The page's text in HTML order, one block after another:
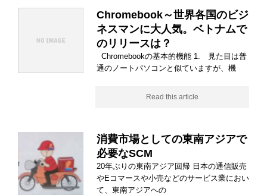
Chromebook～世界各国のビジ
ネスマンに大人気。ベトナムで
のリリースは？
Chromebookの基本的機能 1. 見た目は普
通のノートパソコンと似ていますが、機
Read this article
消費市場としての東南アジアで
必要なSCM
20年ぶりの東南アジア回帰 日本の通信販売
やEコマースや小売などのサービス業におい
て、東南アジアへの